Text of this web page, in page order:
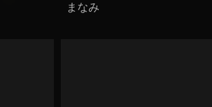
まなみ